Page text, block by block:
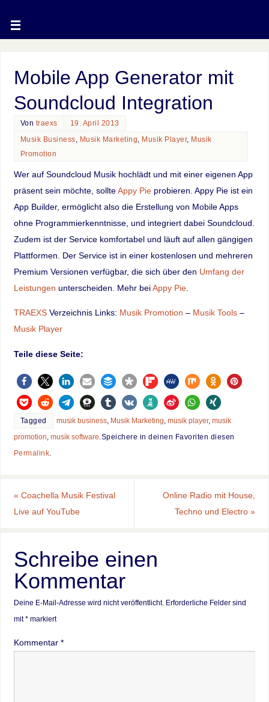
Mobile App Generator mit
Soundcloud Integration
Von traexs
19. April 2013
Musik Business
Musik Marketing Musik Player, Musik
Promotion
Wer auf Soundcloud Musik hochlädt und mit einer eigenen App
präsent sein möchte, sollteAppy Pieprobieren. Appy Pie ist ein
App Builder, ermöglicht also die Erstellung von Mobile Apps
ohne Programmierkenntnisse, und integriert dabei Soundcloud.
Zudem ist der Service komfortabel und läuft auf allen gängigen
Plattformen. Der Service ist in einer kostenlosen und mehreren
Premium Versionen verfügbar, die sich über den Umfang der
Leistungen unterscheiden. Mehr beiAppy Pie.
TRAEXSVerzeichnis Links: Musik Promotion – Musik Tools–
Musik Player
Teile diese Seite:
Tagged musik business, Musik Marketing, musik player, musik
promotion, musik software.Speichere in deinen Favoriten diesen
Permalink.
« Coachella Musik Festival
Live auf YouTube
Online Radio mit House,
Techno und Electro»
Schreibe einen
Kommentar
Deine E-Mail-Adresse wird nicht veröffentlicht. Erforderliche Felder sind
mit*markiert
Kommentar *